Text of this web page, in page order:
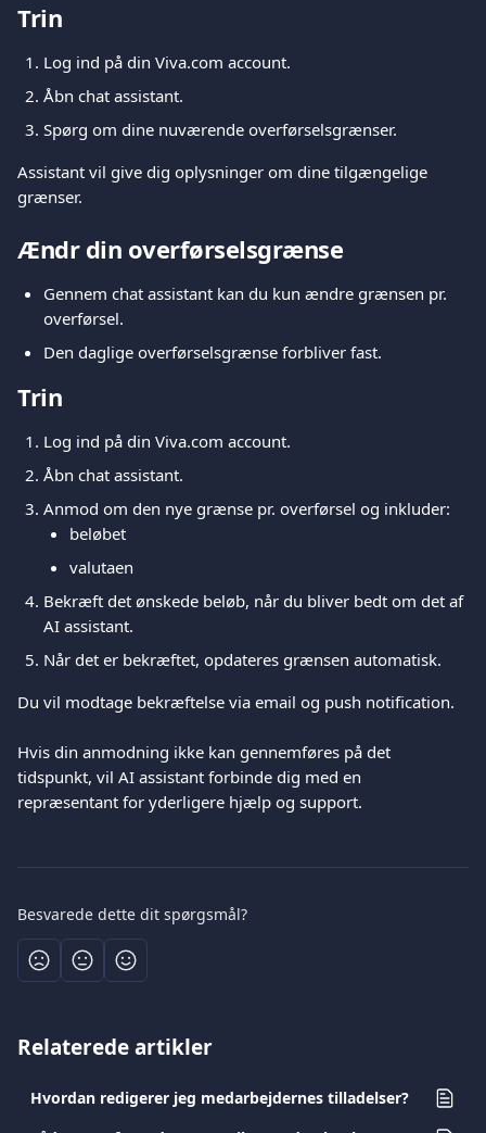
Trin
Log ind på din Viva.com account.
Åbn chat assistant.
Spørg om dine nuværende overførselsgrænser.
Assistant vil give dig oplysninger om dine tilgængelige
grænser.
Ændr din overførselsgrænse
Gennem chat assistant kan du kun ændre grænsen pr.
overførsel.
Den daglige overførselsgrænse forbliver fast.
Trin
Log ind på din Viva.com account.
Åbn chat assistant.
Anmod om den nye grænse pr. overførsel og inkluder:
beløbet
valutaen
Bekræft det ønskede beløb, når du bliver bedt om det af
AI assistant.
Når det er bekræftet, opdateres grænsen automatisk.
Du vil modtage bekræftelse via email og push notification.
Hvis din anmodning ikke kan gennemføres på det
tidspunkt, vil AI assistant forbinde dig med en
repræsentant for yderligere hjælp og support.
Besvarede dette dit spørgsmål?
Relaterede artikler
Hvordan redigerer jeg medarbejdernes tilladelser?